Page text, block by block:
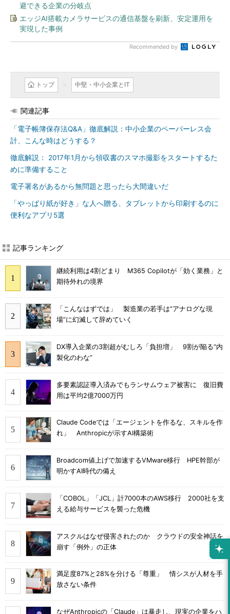
避できる企業の分岐点
エッジAI搭載カメラサービスの通信基盤を刷新、安定運用を
実現した事例
Recommended by
トップ 中堅・中小企業とIT
関連記事
「電子帳簿保存法Q&A」徹底解説：中小企業のペーパーレス会
計、こんな時はどうする？
徹底解説： 2017年1月から領収書のスマホ撮影をスタートするた
めに準備すること
電子署名があるから無問題と思ったら大間違いだ
「やっぱり紙が好き」な人へ贈る、タブレットから印刷するのに
便利なアプリ5選
記事ランキング
継続利用は4割どまり M365 Copilotが「効く業務」と
期待外れの境界
「こんなはずでは」 製造業の若手は“アナログな現
場”に幻滅して辞めていく
DX導入企業の3割超がむしろ「負担増」 9割が陥る“内
製化のわな”
多要素認証導入済みでもランサムウェア被害に 復旧費
用は平均2億7000万円
Claude Codeでは「エージェントを作るな、スキルを作
れ」 Anthropicが示すAI構築術
Broadcom値上げで加速するVMware移行 HPE幹部が
明かすAI時代の備え
「COBOL」「JCL」計7000本のAWS移行 2000社を支
える給与サービスを襲った危機
アスクルはなぜ侵害されたのか クラウドの安全神話を
崩す「例外」の正体
満足度87%と28%を分ける「尊重」 情シスが人材を手
放さない条件
なぜAnthropicの「Claude」は暴走し、現実の企業をハ